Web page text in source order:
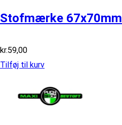
Stofmærke 67x70mm
kr.59,00
Tilføj til kurv